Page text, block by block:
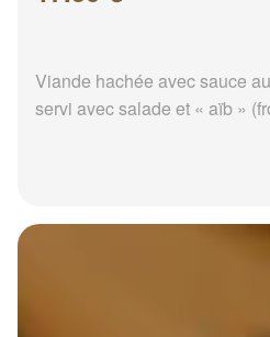
Viande hachée avec sauce
servi avec salade et « aïb »